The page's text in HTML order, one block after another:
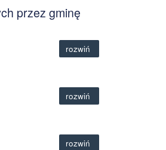
przez gminę
rozwiń
rozwiń
rozwiń